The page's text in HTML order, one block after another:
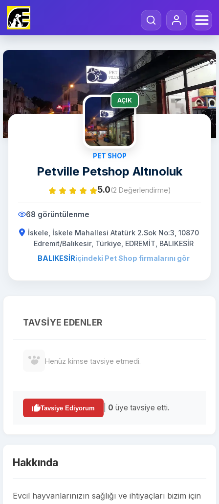
AÇIK
PET SHOP
Petville Petshop Altınoluk
5.0(2 Değerlendirme)
68 görüntülenme
İskele, İskele Mahallesi Atatürk 2.Sok No:3, 10870
Edremit/Balıkesir, Türkiye, EDREMİT, BALIKESİR
BALIKESİRiçindeki Pet Shop firmalarını gör
TAVSIYE EDENLER
Henüz kimse tavsiye etmedi.
Tavsiye Ediyorum 0 üye tavsiye etti.
Hakkında
Evcil hayvanlarınızın sağlığı ve ihtiyaçları bizim için